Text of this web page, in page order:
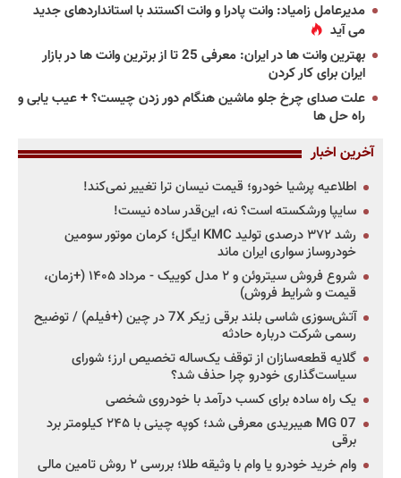
مدیرعامل زامیاد: وانت پادرا و وانت اکستند با استانداردهای جدید
می آید
بهترین وانت ها در ایران: معرفی 25 تا از برترین وانت ها در بازار
ایران برای کار کردن
علت صدای چرخ جلو ماشین هنگام دور زدن چیست؟ + عیب یابی و
راه حل ها
آخرین اخبار
اطلاعیه پرشیا خودرو؛ قیمت نیسان ترا تغییر نمی‌کند!
سایپا ورشکسته است؟ نه، این‌قدر ساده نیست!
رشد ۳۷۲ درصدی تولید KMC ایگل؛ کرمان موتور سومین
خودروساز سواری ایران ماند
شروع فروش سیتروئن و ۲ مدل کوییک - مرداد ۱۴۰۵ (+زمان،
قیمت و شرایط فروش)
آتش‌سوزی شاسی بلند برقی زیکر 7X در چین (+فیلم) / توضیح
رسمی شرکت درباره حادثه
گلایه قطعه‌سازان از توقف یک‌ساله تخصیص ارز؛ شورای
سیاست‌گذاری خودرو چرا حذف شد؟
یک راه ساده برای کسب درآمد با خودروی شخصی
MG 07 هیبریدی معرفی شد؛ کوپه چینی با ۲۴۵ کیلومتر برد
برقی
وام خرید خودرو یا وام با وثیقه طلا؛ بررسی ۲ روش تامین مالی